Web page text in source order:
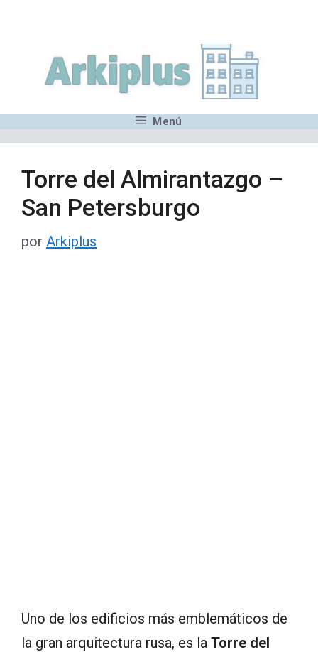
contenido
Menú
Torre del Almirantazgo –
San Petersburgo
por Arkiplus
Uno de los edificios más emblemáticos de
la gran arquitectura rusa, es la Torre del